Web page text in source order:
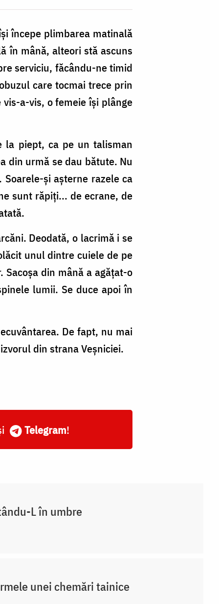
începe plimbarea matinală
în mână, alteori stă ascuns
serviciu, făcându-ne timid
care tocmai trece prin
a-vis, o femeie își plânge
la piept, ca pe un talisman
din urmă se dau bătute. Nu
și așterne razele ca
sunt răpiți... de ecrane, de
Deodată, o lacrimă i se
unul dintre cuiele de pe
din mână a agățat-o
lumii. Se duce apoi în
De fapt, nu mai
din strana Veșniciei.
Telegram!
L în umbre
unei chemări tainice